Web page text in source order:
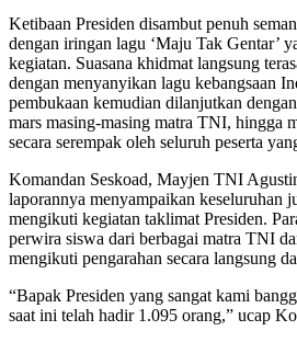
Ketibaan Presiden disambut penuh
dengan iringan lagu ‘Maju Tak Gentar’
kegiatan. Suasana khidmat langsung
dengan menyanyikan lagu kebangsaan
pembukaan kemudian dilanjutkan
mars masing-masing matra TNI, hingga
secara serempak oleh seluruh peserta
Komandan Seskoad, Mayjen TNI
laporannya menyampaikan keseluruhan
mengikuti kegiatan taklimat Presiden.
perwira siswa dari berbagai matra TNI
mengikuti pengarahan secara langsung
“Bapak Presiden yang sangat kami
saat ini telah hadir 1.095 orang,” ucap